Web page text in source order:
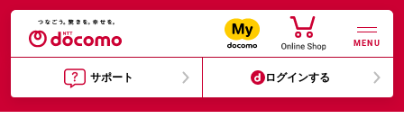
MENU
サポート ログインする